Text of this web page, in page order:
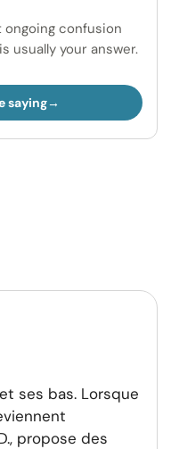
ongoing confusion
usually your answer.
saying
ses bas. Lorsque
propose des